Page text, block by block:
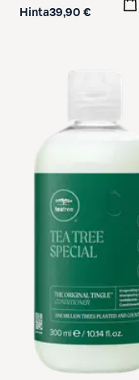
Hinta39,90 €